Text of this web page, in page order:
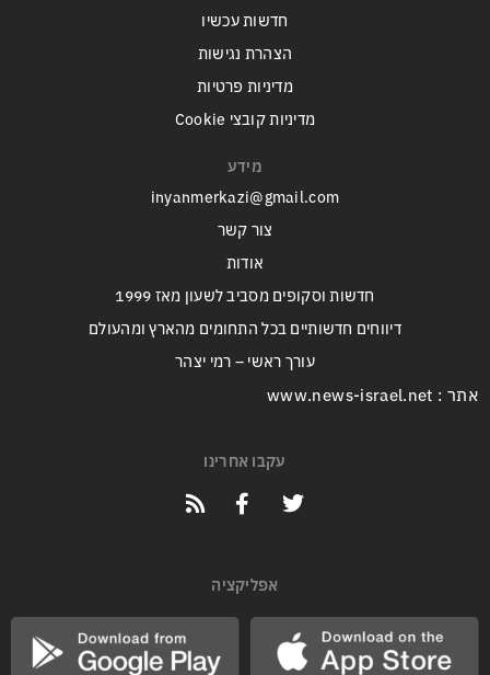
חדשות עכשיו
הצהרת נגישות
מדיניות פרטיות
מדיניות קובצי Cookie
מידע
inyanmerkazi@gmail.com
צור קשר
אודות
חדשות וסקופים מסביב לשעון מאז 1999
דיווחים חדשותיים בכל התחומים מהארץ ומהעולם
עורך ראשי – רמי יצהר
אתר : www.news-israel.net
עקבו אחרינו
אפליקציה